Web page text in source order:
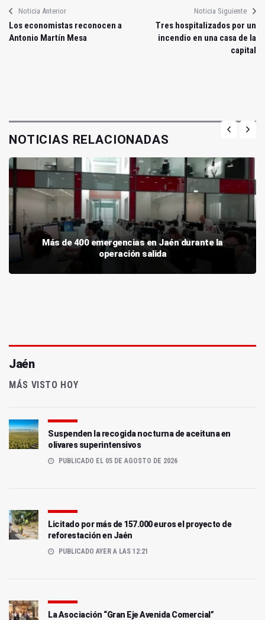
Noticia Anterior
Los economistas reconocen a
Antonio Martín Mesa
Noticia Siguiente
Tres hospitalizados por un
incendio en una casa de la
capital
NOTICIAS RELACIONADAS
Más de 400 emergencias en Jaén durante la
operación salida
Jaén
MÁS VISTO HOY
Suspenden la recogida nocturna de aceituna en
olivares superintensivos
PUBLICADO EL 05 DE AGOSTO DE 2026
Licitado por más de 157.000 euros el proyecto de
reforestación en Jaén
PUBLICADO AYER A LAS 12:21
La Asociación “Gran Eje Avenida Comercial”